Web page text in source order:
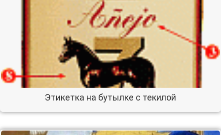
Этикетка на бутылке с текилой